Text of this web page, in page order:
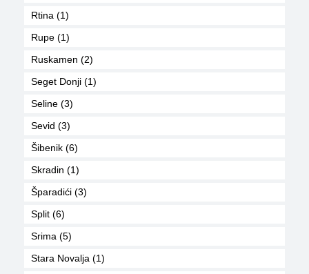
Rtina (1)
Rupe (1)
Ruskamen (2)
Seget Donji (1)
Seline (3)
Sevid (3)
Šibenik (6)
Skradin (1)
Šparadići (3)
Split (6)
Srima (5)
Stara Novalja (1)